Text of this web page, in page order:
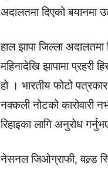
अदालतमा दिएको बयानमा
हाल झापा जिल्ला अदालतमा
महिनादेखि झापामा प्रहरी
हो । भारतीय फोटो
नक्कली नोटको कारोवारी
रिहाइका लागि अनुरोध
नेसनल जिओग्राफी, वल्र्ड